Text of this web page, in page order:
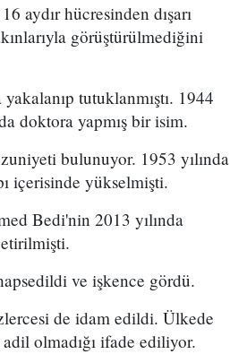
aydır hücresinden dışarı
görüştürülmediğini
tutuklanmıştı. 1944
doktora yapmış bir isim.
bulunuyor. 1953 yılında
içerisinde yükselmişti.
Bedi'nin 2013 yılında
ve işkence gördü.
de idam edildi. Ülkede
olmadığı ifade ediliyor.